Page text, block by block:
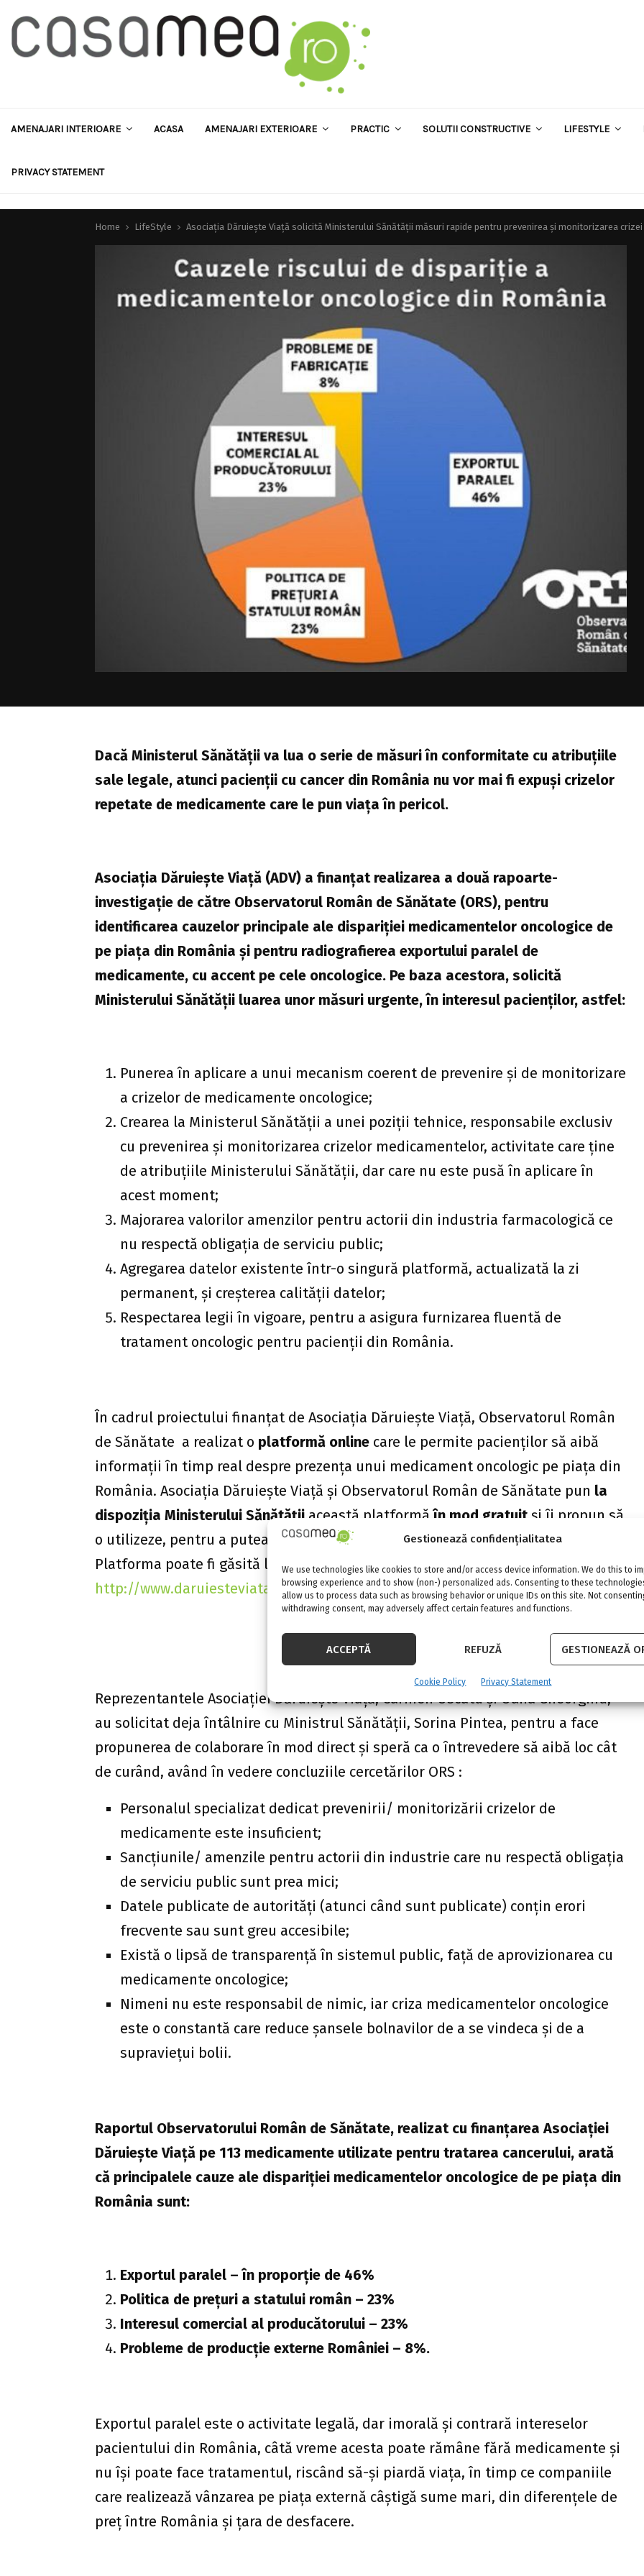
Gestionează confidențialitatea
We use technologies like cookies to store and/or access device information. We do this to
browsing experience and to show (non-) personalized ads. Consenting to these
allow us to process data such as browsing behavior or unique IDs on this site. Not
withdrawing consent, may adversely affect certain features and functions.
ACCEPTĂ REFUZĂ GESTIONEAZĂ
Cookie Policy Privacy Statement
AMENAJARI INTERIOARE ACASA AMENAJARI EXTERIOARE PRACTIC SOLUTII CONSTRUCTIVE LIFESTYLE
PRIVACY STATEMENT
Home LifeStyle Asociația Dăruiește Viață solicită Ministerului Sănătății măsuri rapide pentru prevenirea și monitorizarea
Dacă Ministerul Sănătății va lua o serie de măsuri în conformitate cu atribuțiile
sale legale, atunci pacienții cu cancer din România nu vor mai fi expuși crizelor
repetate de medicamente care le pun viața în pericol.
Asociația Dăruiește Viață (ADV) a finanțat realizarea a două rapoarte-
investigație de către Observatorul Român de Sănătate (ORS), pentru
identificarea cauzelor principale ale dispariției medicamentelor oncologice de
pe piața din România și pentru radiografierea exportului paralel de
medicamente, cu accent pe cele oncologice. Pe baza acestora, solicită
Ministerului Sănătății luarea unor măsuri urgente, în interesul pacienților, astfel:
Punerea în aplicare a unui mecanism coerent de prevenire și de monitorizare
a crizelor de medicamente oncologice;
Crearea la Ministerul Sănătății a unei poziții tehnice, responsabile exclusiv
cu prevenirea și monitorizarea crizelor medicamentelor, activitate care ține
de atribuțiile Ministerului Sănătății, dar care nu este pusă în aplicare în
acest moment;
Majorarea valorilor amenzilor pentru actorii din industria farmacologică ce
nu respectă obligația de serviciu public;
Agregarea datelor existente într-o singură platformă, actualizată la zi
permanent, și creșterea calității datelor;
Respectarea legii în vigoare, pentru a asigura furnizarea fluentă de
tratament oncologic pentru pacienții din România.
În cadrul proiectului finanțat de Asociația Dăruiește Viață, Observatorul Român
de Sănătate a realizat o platformă online care le permite pacienților să aibă
informații în timp real despre prezența unui medicament oncologic pe piața din
România. Asociația Dăruiește Viață și Observatorul Român de Sănătate pun la
dispoziția Ministerului Sănătății această platformăîn mod gratuit și îi propun să
o utilizeze, pentru a putea să-și îndeplinească eficient atribuțiile legale.
Platforma poate fi găsită la adresa:
http://www.daruiesteviata.ro/crizamedicamente/.
Reprezentantele Asociației Dăruiește Viață, Carmen Uscatu și Oana Gheorghiu,
au solicitat deja întâlnire cu Ministrul Sănătății, Sorina Pintea, pentru a face
propunerea de colaborare în mod direct și speră ca o întrevedere să aibă loc cât
de curând, având în vedere concluziile cercetărilor ORS :
Personalul specializat dedicat prevenirii/ monitorizării crizelor de
medicamente este insuficient;
Sancțiunile/ amenzile pentru actorii din industrie care nu respectă obligația
de serviciu public sunt prea mici;
Datele publicate de autorități (atunci când sunt publicate) conțin erori
frecvente sau sunt greu accesibile;
Există o lipsă de transparență în sistemul public, față de aprovizionarea cu
medicamente oncologice;
Nimeni nu este responsabil de nimic, iar criza medicamentelor oncologice
este o constantă care reduce șansele bolnavilor de a se vindeca și de a
supraviețui bolii.
Raportul Observatorului Român de Sănătate, realizat cu finanțarea Asociației
Dăruiește Viață pe 113 medicamente utilizate pentru tratarea cancerului, arată
că principalele cauze ale dispariției medicamentelor oncologice de pe piața din
România sunt:
Exportul paralel – în proporție de 46%
Politica de prețuri a statului român – 23%
Interesul comercial al producătorului – 23%
Probleme de producție externe României – 8%.
Exportul paralel este o activitate legală, dar imorală și contrară intereselor
pacientului din România, câtă vreme acesta poate rămâne fără medicamente și
nu își poate face tratamentul, riscând să-și piardă viața, în timp ce companiile
care realizează vânzarea pe piața externă câștigă sume mari, din diferențele de
preț între România și țara de desfacere.